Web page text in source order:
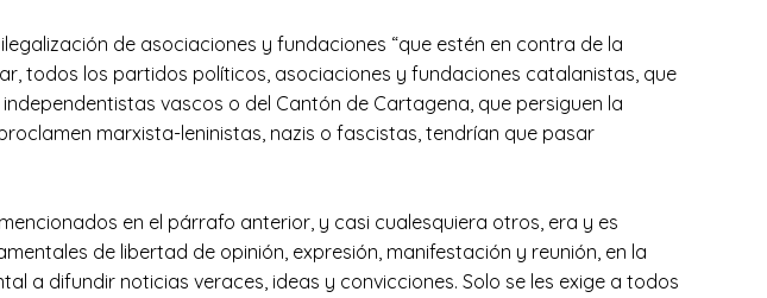
de asociaciones y fundaciones “que estén en contra de la
todos los partidos políticos, asociaciones y fundaciones catalanistas, que
vascos o del Cantón de Cartagena, que persiguen la
marxista-leninistas, nazis o fascistas, tendrían que pasar
en el párrafo anterior, y casi cualesquiera otros, era y es
de libertad de opinión, expresión, manifestación y reunión, en la
a difundir noticias veraces, ideas y convicciones. Solo se les exige a todos